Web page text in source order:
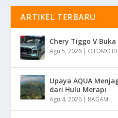
ARTIKEL TERBARU
Chery Tiggo V Buka
Agu 5, 2026 | OTOMOTIF
Upaya AQUA
dari Hulu Merapi
Agu 4, 2026 | RAGAM